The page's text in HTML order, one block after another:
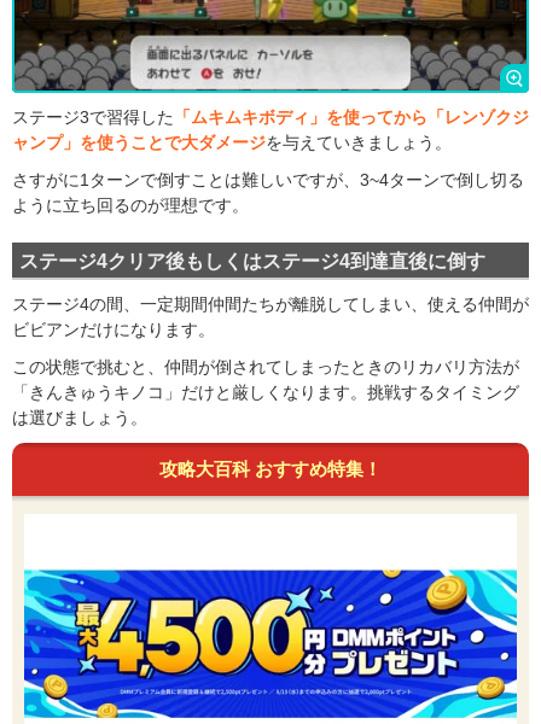
ステージ3で習得した
「ムキムキボディ」を使ってから「レンゾクジ
ャンプ」を使うことで大ダメージを与えていきましょう。
さすがに1ターンで倒すことは難しいですが、3~4ターンで倒し切る
ように立ち回るのが理想です。
ステージ4クリア後もしくはステージ4到達直後に倒す
ステージ4の間、一定期間仲間たちが離脱してしまい、使える仲間が
ビビアンだけになります。
この状態で挑むと、仲間が倒されてしまったときのリカバリ方法が
「きんきゅうキノコ」だけと厳しくなります。挑戦するタイミング
は選びましょう。
攻略大百科 おすすめ特集！